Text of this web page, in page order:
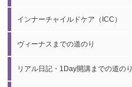
インナーチャイルドケア（ICC）
ヴィーナスまでの道のり
リアル日記・1Day開講までの道のり